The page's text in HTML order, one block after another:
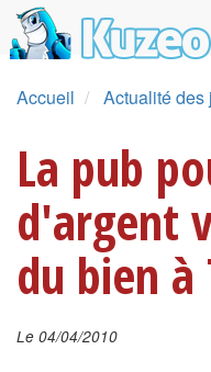
Accueil Actualité des
La pub
d'argent
du bien à
Le 04/04/2010